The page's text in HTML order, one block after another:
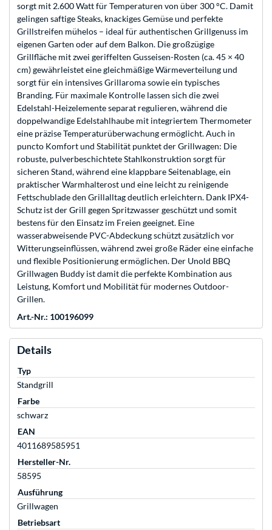
sorgt mit 2.600 Watt für Temperaturen von über 300 °C. Damit
gelingen saftige Steaks, knackiges Gemüse und perfekte
Grillstreifen mühelos – ideal für authentischen Grillgenuss im
eigenen Garten oder auf dem Balkon. Die großzügige
Grillfläche mit zwei geriffelten Gusseisen-Rosten (ca. 45 × 40
cm) gewährleistet eine gleichmäßige Wärmeverteilung und
sorgt für ein intensives Grillaroma sowie ein typisches
Branding. Für maximale Kontrolle lassen sich die zwei
Edelstahl-Heizelemente separat regulieren, während die
doppelwandige Edelstahlhaube mit integriertem Thermometer
eine präzise Temperaturüberwachung ermöglicht. Auch in
puncto Komfort und Stabilität punktet der Grillwagen: Die
robuste, pulverbeschichtete Stahlkonstruktion sorgt für
sicheren Stand, während eine klappbare Seitenablage, ein
praktischer Warmhalterost und eine leicht zu reinigende
Fettschublade den Grillalltag deutlich erleichtern. Dank IPX4-
Schutz ist der Grill gegen Spritzwasser geschützt und somit
bestens für den Einsatz im Freien geeignet. Eine
wasserabweisende PVC-Abdeckung schützt zusätzlich vor
Witterungseinflüssen, während zwei große Räder eine einfache
und flexible Positionierung ermöglichen. Der Unold BBQ
Grillwagen Buddy ist damit die perfekte Kombination aus
Leistung, Komfort und Mobilität für modernes Outdoor-
Grillen.
Art.-Nr.: 100196099
Details
Typ
Standgrill
Farbe
schwarz
EAN
4011689585951
Hersteller-Nr.
58595
Ausführung
Grillwagen
Betriebsart